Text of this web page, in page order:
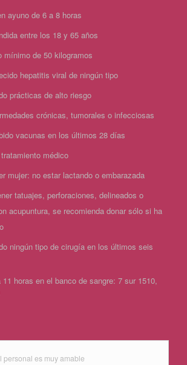
ayuno de 6 a 8 horas
entre los 18 y 65 años
mínimo de 50 kilogramos
hepatitis viral de ningún tipo
prácticas de alto riesgo
crónicas, tumorales o infecciosas
vacunas en los últimos 28 días
médico
mujer: no estar lactando o embarazada
tatuajes, perforaciones, delineados o
acupuntura, se recomienda donar sólo si ha
ningún tipo de cirugía en los últimos seis
horas en el banco de sangre: 7 sur 1510,
personal es muy amable